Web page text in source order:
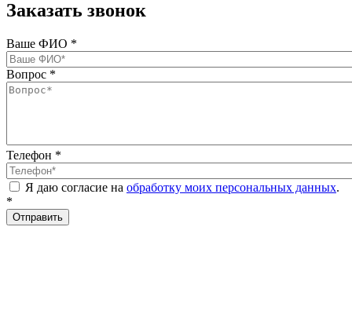
Заказать звонок
Ваше ФИО *
Вопрос *
Телефон *
Я даю согласие на обработку моих персональных данных.
*